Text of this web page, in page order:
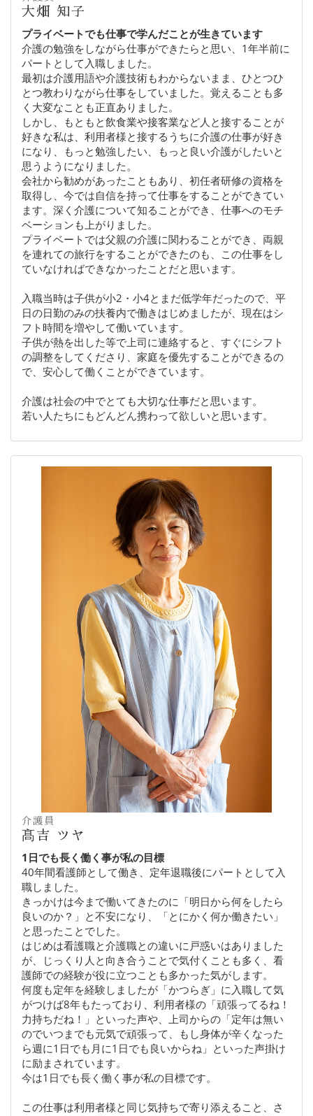
大畑 知子
プライベートでも仕事で学んだことが生きています
介護の勉強をしながら仕事ができたらと思い、1年半前に
パートとして入職しました。
最初は介護用語や介護技術もわからないまま、ひとつひ
とつ教わりながら仕事をしていました。覚えることも多
く大変なことも正直ありました。
しかし、もともと飲食業や接客業など人と接することが
好きな私は、利用者様と接するうちに介護の仕事が好き
になり、もっと勉強したい、もっと良い介護がしたいと
思うようになりました。
会社から勧めがあったこともあり、初任者研修の資格を
取得し、今では自信を持って仕事をすることができてい
ます。深く介護について知ることができ、仕事へのモチ
ベーションも上がりました。
プライベートでは父親の介護に関わることができ、両親
を連れての旅行をすることができたのも、この仕事をし
ていなければできなかったことだと思います。
入職当時は子供が小2・小4とまだ低学年だったので、平
日の日勤のみの扶養内で働きはじめましたが、現在はシ
フト時間を増やして働いています。
子供が熱を出した等で上司に連絡すると、すぐにシフト
の調整をしてくださり、家庭を優先することができるの
で、安心して働くことができています。
介護は社会の中でとても大切な仕事だと思います。
若い人たちにもどんどん携わって欲しいと思います。
介護員
髙吉 ツヤ
1日でも長く働く事が私の目標
40年間看護師として働き、定年退職後にパートとして入
職しました。
きっかけは今まで働いてきたのに「明日から何をしたら
良いのか？」と不安になり、「とにかく何か働きたい」
と思ったことでした。
はじめは看護職と介護職との違いに戸惑いはありました
が、じっくり人と向き合うことで気付くことも多く、看
護師での経験が役に立つことも多かった気がします。
何度も定年を経験しましたが「かつらぎ」に入職して気
がつけば8年もたっており、利用者様の「頑張ってるね！
力持ちだね！」といった声や、上司からの「定年は無い
のでいつまでも元気で頑張って、もし身体が辛くなった
ら週に1日でも月に1日でも良いからね」といった声掛け
に励まされています。
今は1日でも長く働く事が私の目標です。
この仕事は利用者様と同じ気持ちで寄り添えること、さ